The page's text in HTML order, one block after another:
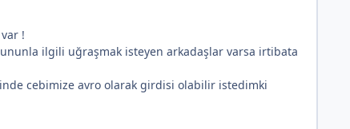
!
ilgili uğraşmak isteyen arkadaşlar varsa irtibata
cebimize avro olarak girdisi olabilir istedimki